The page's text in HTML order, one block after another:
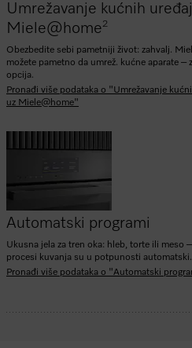
Umrežavanje kućnih
Miele@home2
Obezbedite sebi pametniji život: zahvalj.
možete pametno da umrež. kućne aparate –
opcija.
Pronađi više podataka o "Umrežavanje
uz Miele@home"
Automatski programi
Ukusna jela za tren oka: hleb, torte ili meso
procesi kuvanja su u potpunosti automatski.
Pronađi više podataka o "Automatski